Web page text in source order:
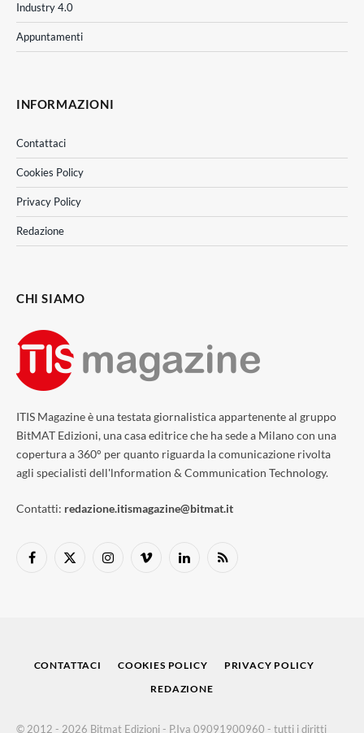
Industry 4.0
Appuntamenti
INFORMAZIONI
Contattaci
Cookies Policy
Privacy Policy
Redazione
CHI SIAMO
ITIS Magazine è una testata giornalistica appartenente al gruppo
BitMAT Edizioni, una casa editrice che ha sede a Milano con una
copertura a 360° per quanto riguarda la comunicazione rivolta
agli specialisti dell'lnformation & Communication Technology.
Contatti: redazione.itismagazine@bitmat.it
Facebook
X
InstagramVimeo LinkedInRSS
CONTATTACI COOKIES POLICY
PRIVACY POLICY
REDAZIONE
© 2012 - 2026 Bitmat Edizioni - P.Iva 09091900960 - tutti i diritti